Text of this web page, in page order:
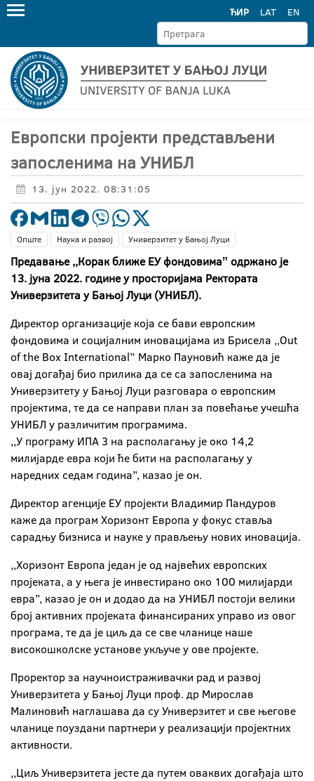
ЋИР LAT EN
Европски пројекти представљени
запосленима на УНИБЛ
13. јун 2022. 08:31:05
Опште Наука и развој Универзитет у Бањој Луци
Предавање ,,Корак ближе ЕУ фондовимаˮ одржано је
13. јуна 2022. године у просторијама Ректората
Универзитета у Бањој Луци (УНИБЛ).
Директор организације која се бави европским
фондовима и социјалним иновацијама из Брисела ,,Out
of the Box International” Марко Пауновић каже да је
овај догађај био прилика да се са запосленима на
Универзитету у Бањој Луци разговара о европским
пројектима, те да се направи план за повећање учешћа
УНИБЛ у различитим програмима.
,,У програму ИПА 3 на располагању је око 14,2
милијарде евра који ће бити на располагању у
наредних седам година’’, казао је он.
Директор агенције ЕУ пројекти Владимир Пандуров
каже да програм Хоризонт Европа у фокус ставља
сарадњу бизниса и науке у прављењу нових иновација.
,,Хоризонт Европа један је од највећих европских
пројеката, а у њега је инвестирано око 100 милијарди
евра’’, казао је он и додао да на УНИБЛ постоји велики
број активних пројеката финансираних управо из овог
програма, те да је циљ да се све чланице наше
високошколске установе укључе у ове пројекте.
Проректор за научноистраживачки рад и развој
Универзитета у Бањој Луци проф. др Мирослав
Малиновић наглашава да су Универзитет и све његове
чланице поуздани партнери у реализацији пројектних
активности.
,,Циљ Универзитета јесте да путем оваквих догађаја што